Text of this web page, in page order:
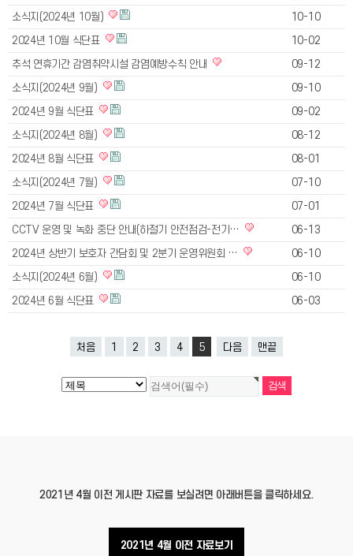
소식지(2024년 10월)
10-10
2024년 10월 식단표
10-02
추석 연휴기간 감염취약시설 감염예방수칙 안내
09-12
소식지(2024년 9월)
09-10
2024년 9월 식단표
09-02
소식지(2024년 8월)
08-12
2024년 8월 식단표
08-01
소식지(2024년 7월)
07-10
2024년 7월 식단표
07-01
CCTV 운영 및 녹화 중단 안내(하절기 안전점검-전기…
06-13
2024년 상반기 보호자 간담회 및 2분기 운영위원회 …
06-10
소식지(2024년 6월)
06-10
2024년 6월 식단표
06-03
처음 1 2 3 4 5 다음 맨끝
2021년 4월 이전 게시판 자료를 보실려면 아래버튼을 클릭하세요.
2021년 4월 이전 자료보기